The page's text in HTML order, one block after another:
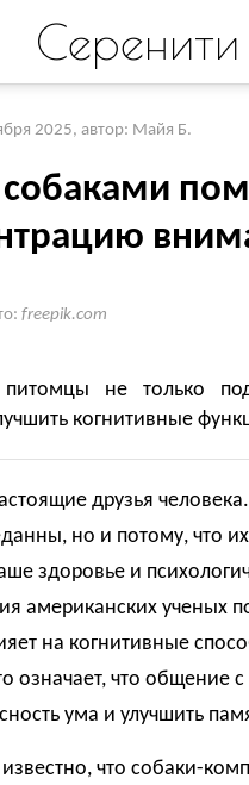
2025, автор: Майя Б.
собаками
freepik.com
не только
когнитивные
друзья
но и потому, что
здоровье и
американских ученых
на когнитивные
означает, что общение
ума и улучшить
что собаки-